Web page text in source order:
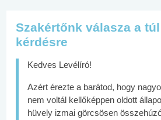
Szakértőnk válasza a
kérdésre
Kedves Levélíró!
Azért érezte a barátod, hogy
nem voltál kellőképpen oldott
hüvely izmai görcsösen